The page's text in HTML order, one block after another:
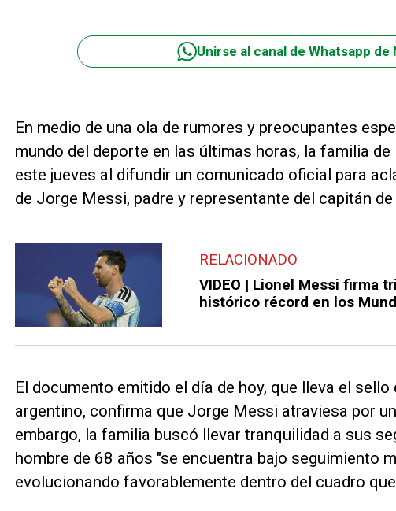
Unirse al canal de Whatsapp de
En medio de una ola de rumores y preocupantes
mundo del deporte en las últimas horas, la familia
este jueves al difundir un comunicado oficial para
de Jorge Messi, padre y representante del capitán
RELACIONADO
VIDEO | Lionel Messi firma
histórico récord en los
El documento emitido el día de hoy, que lleva el
argentino, confirma que Jorge Messi atraviesa por
embargo, la familia buscó llevar tranquilidad a sus
hombre de 68 años "se encuentra bajo seguimiento
evolucionando favorablemente dentro del cuadro